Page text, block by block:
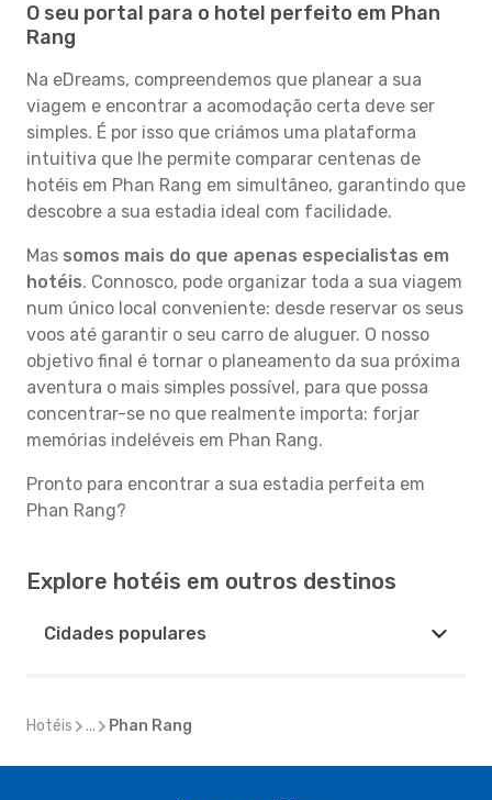
O seu portal para o hotel perfeito em Phan
Rang
Na eDreams, compreendemos que planear a sua
viagem e encontrar a acomodação certa deve ser
simples. É por isso que criámos uma plataforma
intuitiva que lhe permite comparar centenas de
hotéis em Phan Rang em simultâneo, garantindo que
descobre a sua estadia ideal com facilidade.
Mas somos mais do que apenas especialistas em
hotéis. Connosco, pode organizar toda a sua viagem
num único local conveniente: desde reservar os seus
voos até garantir o seu carro de aluguer. O nosso
objetivo final é tornar o planeamento da sua próxima
aventura o mais simples possível, para que possa
concentrar-se no que realmente importa: forjar
memórias indeléveis em Phan Rang.
Pronto para encontrar a sua estadia perfeita em
Phan Rang?
Explore hotéis em outros destinos
Cidades populares
Hotéis ... Phan Rang